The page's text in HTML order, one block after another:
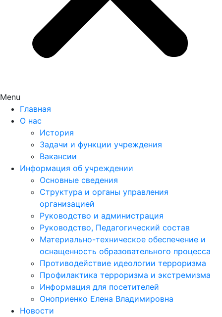
Menu
Главная
О нас
История
Задачи и функции учреждения
Вакансии
Информация об учреждении
Основные сведения
Структура и органы управления
организацией
Руководство и администрация
Руководство, Педагогический состав
Материально-техническое обеспечение и
оснащенность образовательного процесса
Противодействие идеологии терроризма
Профилактика терроризма и экстремизма
Информация для посетителей
Оноприенко Елена Владимировна
Новости